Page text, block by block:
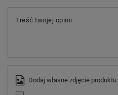
Treść twojej opinii
Dodaj własne zdjęcie produktu: